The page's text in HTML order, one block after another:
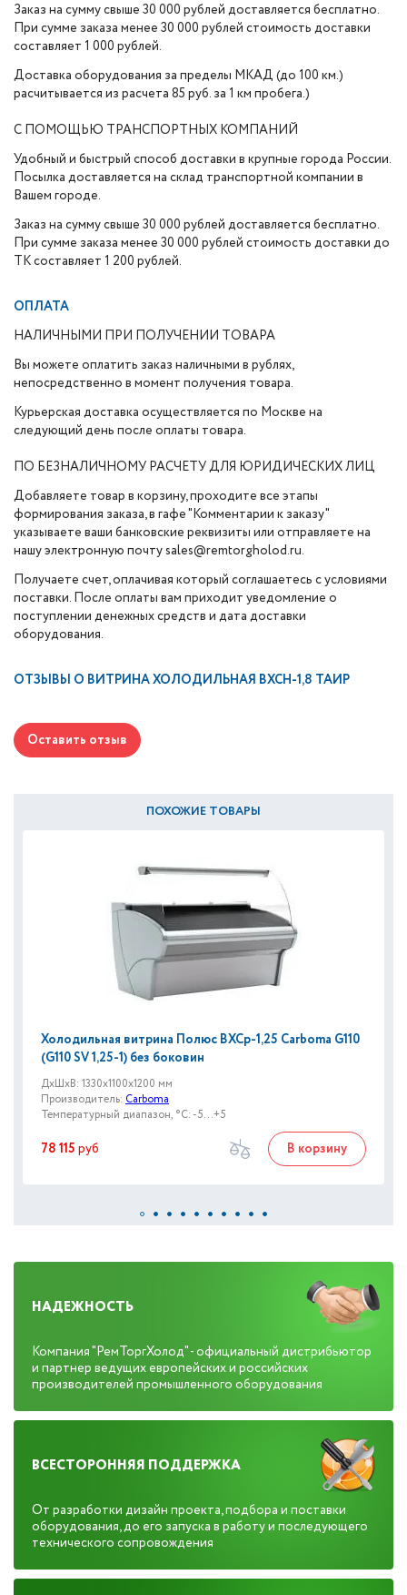
Заказ на сумму свыше 30 000 рублей доставляется бесплатно.
При сумме заказа менее 30 000 рублей стоимость доставки
составляет 1 000 рублей.
Доставка оборудования за пределы МКАД (до 100 км.)
расчитывается из расчета 85 руб. за 1 км пробега.)
С ПОМОЩЬЮ ТРАНСПОРТНЫХ КОМПАНИЙ
Удобный и быстрый способ доставки в крупные города России.
Посылка доставляется на склад транспортной компании в
Вашем городе.
Заказ на сумму свыше 30 000 рублей доставляется бесплатно.
При сумме заказа менее 30 000 рублей стоимость доставки до
ТК составляет 1 200 рублей.
ОПЛАТА
НАЛИЧНЫМИ ПРИ ПОЛУЧЕНИИ ТОВАРА
Вы можете оплатить заказ наличными в рублях,
непосредственно в момент получения товара.
Курьерская доставка осуществляется по Москве на
следующий день после оплаты товара.
ПО БЕЗНАЛИЧНОМУ РАСЧЕТУ ДЛЯ ЮРИДИЧЕСКИХ ЛИЦ
Добавляете товар в корзину, проходите все этапы
формирования заказа, в гафе "Комментарии к заказу"
указываете ваши банковские реквизиты или отправляете на
нашу электронную почту sales@remtorgholod.ru.
Получаете счет, оплачивая который соглашаетесь с условиями
поставки. После оплаты вам приходит уведомление о
поступлении денежных средств и дата доставки
оборудования.
ОТЗЫВЫ О ВИТРИНА ХОЛОДИЛЬНАЯ ВХСН-1,8 ТАИР
Оставить отзыв
ПОХОЖИЕ ТОВАРЫ
Холодильная витрина Полюс ВХСр-1,25 Сarboma G110
(G110 SV 1,25-1) без боковин
ДxШxВ: 1330x1100x1200 мм
Производитель: Carboma
Температурный диапазон, °C: -5...+5
78 115 руб В корзину
НАДЕЖНОСТЬ
Компания "РемТоргХолод" - официальный дистрибьютор
и партнер ведущих европейских и российских
производителей промышленного оборудования
ВСЕСТОРОННЯЯ ПОДДЕРЖКА
От разработки дизайн проекта, подбора и поставки
оборудования, до его запуска в работу и последующего
технического сопровождения